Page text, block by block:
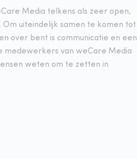
Media telkens als zeer open,
uiteindelijk samen te komen tot
over bent is communicatie en een
medewerkers van weCare Media
weten om te zetten in